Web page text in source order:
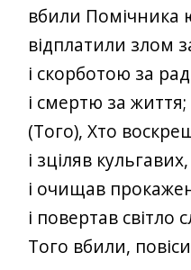
вбили Помічника
відплатили злом
і скорботою за
і смертю за життя;
(Того), Хто
і зціляв кульгавих,
і очищав
і повертав світло
Того вбили,